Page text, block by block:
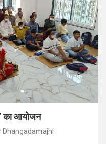
का आयोजन
Dhangadamajhi